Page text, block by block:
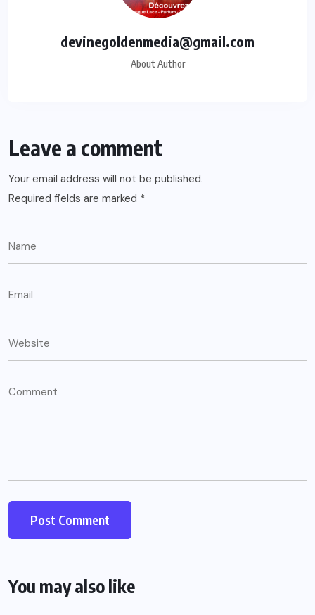
devinegoldenmedia@gmail.com
About Author
Leave a comment
Your email address will not be published.
Required fields are marked *
You may also like